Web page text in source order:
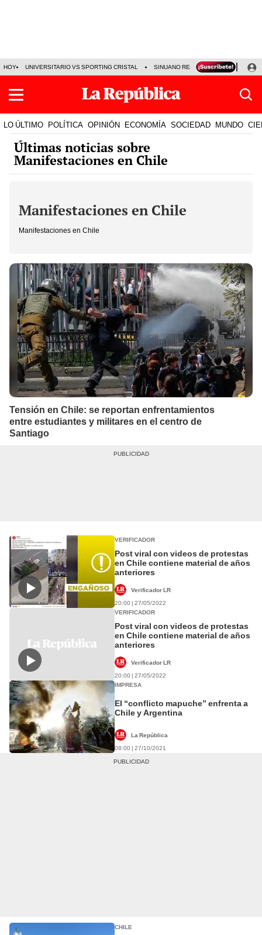
HOY UNIVERSITARIO VS SPORTING CRISTAL SINUANO RESULTADOS HOY
LO ÚLTIMO POLÍTICA OPINIÓN ECONOMÍA SOCIEDAD MUNDO
Últimas noticias sobre
Manifestaciones en Chile
Manifestaciones en Chile
Manifestaciones en Chile
Tensión en Chile: se reportan enfrentamientos
entre estudiantes y militares en el centro de
Santiago
VERIFICADOR
Post viral con videos de protestas
en Chile contiene material de años
anteriores
Verificador LR
20:00 | 27/05/2022
VERIFICADOR
Post viral con videos de protestas
en Chile contiene material de años
anteriores
Verificador LR
20:00 | 27/05/2022
IMPRESA
El “conflicto mapuche” enfrenta a
Chile y Argentina
La República
08:00 | 27/10/2021
CHILE